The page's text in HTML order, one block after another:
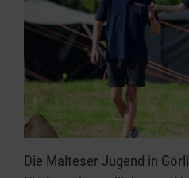
Die Malteser Jugend in